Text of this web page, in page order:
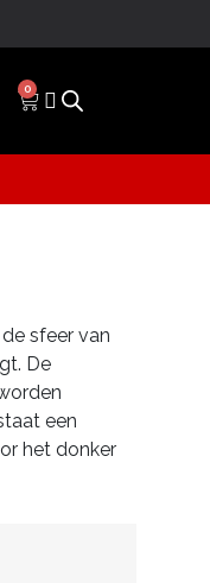
0
sfeer van
De
een
het donker